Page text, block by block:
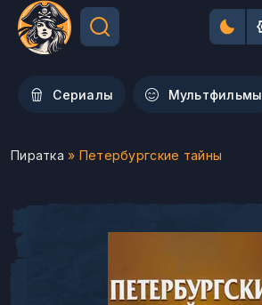
Сериалы Мультфильмы
Пиратка » Петербургские тайны